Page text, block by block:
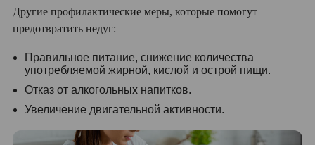
Другие профилактические меры, которые помогут
предотвратить недуг:
Правильное питание, снижение количества
употребляемой жирной, кислой и острой пищи.
Отказ от алкогольных напитков.
Увеличение двигательной активности.